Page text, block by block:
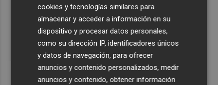
Renfe ofrecerá autobuses para el tramo Crevillent-
Torrellano por las obras en el Cercanías Murcia-
Alicante del 17 al 25 de agosto
Trevor Jones, compositor de 'El último mohicano' o
'Excalibur', asistirá a la 8ª edición de SONAFILM
cookies y tecnologías similares para
almacenar y acceder a información en su
dispositivo y procesar datos personales,
como su dirección IP, identificadores únicos
y datos de navegación, para ofrecer
anuncios y contenido personalizados, medir
anuncios y contenido, obtener información